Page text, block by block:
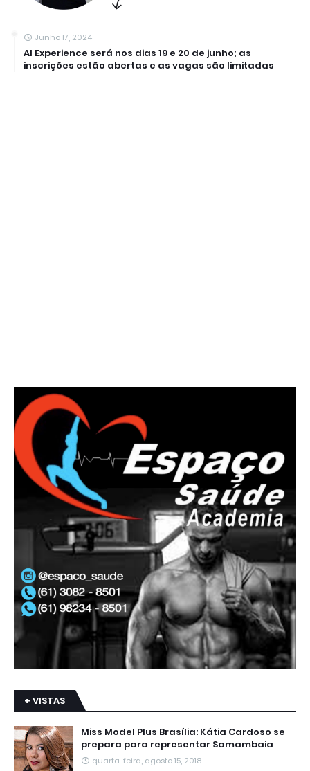
Junho 17, 2024
AI Experience será nos dias 19 e 20 de junho; as
inscrições estão abertas e as vagas são limitadas
+ VISTAS
Miss Model Plus Brasília: Kátia Cardoso se
prepara para representar Samambaia
quarta-feira, agosto 15, 2018